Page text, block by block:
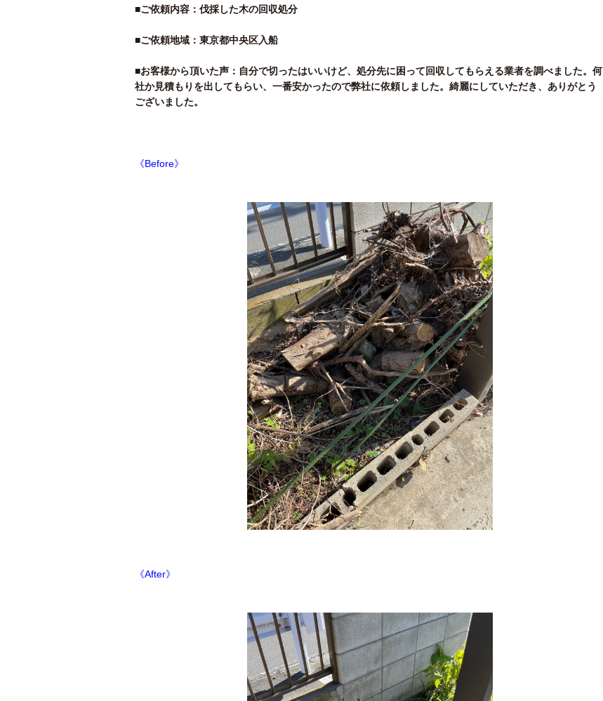
■ご依頼内容：伐採した木の回収処分
■ご依頼地域：東京都中央区入船
■お客様から頂いた声：自分で切ったはいいけど、処分先に困って回収してもらえる業者を調べました。何
社か見積もりを出してもらい、一番安かったので弊社に依頼しました。綺麗にしていただき、ありがとう
ございました。
《Before》
《After》